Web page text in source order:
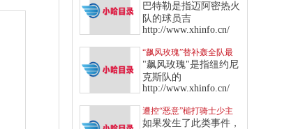
分上双，挡住绿衫军反扑
攻势
巴特勒是指迈阿密热火
队的球员吉
http://www.xhinfo.cn/
“飙风玫瑰”替补轰全队最
高，率领纽约尼克斯击退
快船
"飙风玫瑰"是指纽约尼
克斯队的
http://www.xhinfo.cn/
遭控“恶意”槌打骑士少主
软弱部位，东契奇遭驱逐
如果发生了此类事件，